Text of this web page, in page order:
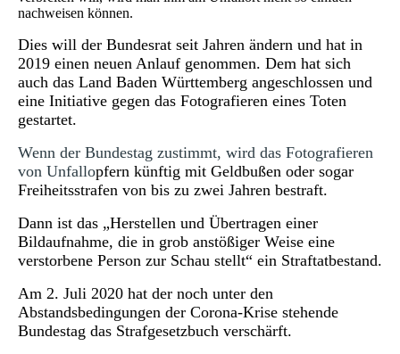
nachweisen können.
Dies will der Bundesrat seit Jahren ändern und hat in
2019 einen neuen Anlauf genommen. Dem hat sich
auch das Land Baden Württemberg angeschlossen und
eine Initiative gegen das Fotografieren eines Toten
gestartet.
Wenn der Bundestag zustimmt, wird das Fotografieren
von Unfallopfern künftig mit Geldbußen oder sogar
Freiheitsstrafen von bis zu zwei Jahren bestraft.
Dann ist das „Herstellen und Übertragen einer
Bildaufnahme, die in grob anstößiger Weise eine
verstorbene Person zur Schau stellt“ ein Straftatbestand.
Am 2. Juli 2020 hat der noch unter den
Abstandsbedingungen der Corona-Krise stehende
Bundestag das Strafgesetzbuch verschärft.